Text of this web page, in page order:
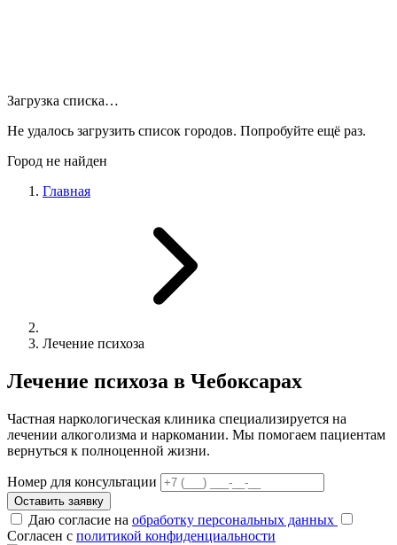
Загрузка списка…
Не удалось загрузить список городов. Попробуйте ещё раз.
Город не найден
Главная
Лечение психоза
Лечение психоза в Чебоксарах
Частная наркологическая клиника специализируется на
лечении алкоголизма и наркомании. Мы помогаем пациентам
вернуться к полноценной жизни.
Номер для консультации
Оставить заявку
Даю согласие на обработку персональных данных
Согласен с политикой конфиденциальности